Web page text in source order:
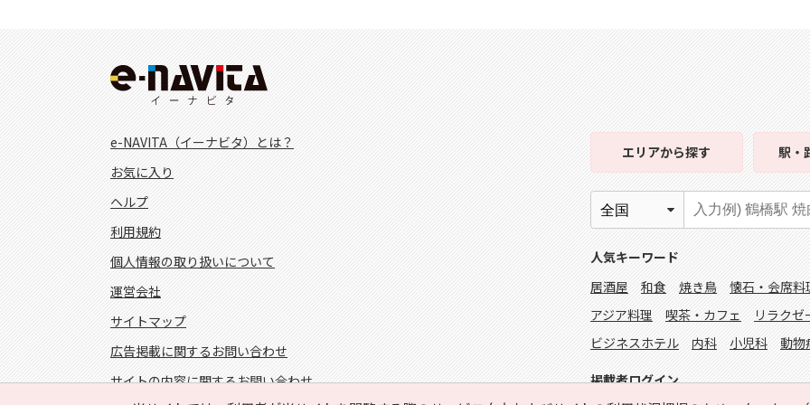
e-NAVITA（イーナビタ）とは？
お気に入り
ヘルプ
利用規約
個人情報の取り扱いについて
運営会社
サイトマップ
広告掲載に関するお問い合わせ
サイトの内容に関するお問い合わせ
エリアから探す 駅・
人気キーワード
居酒屋
和食 焼き鳥
懐石・会席料
アジア料理
喫茶・カフェ
リラクゼ
ビジネスホテル
内科 小児科 動物
掲載者ログイン